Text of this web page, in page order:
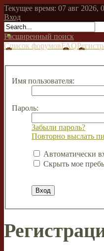
Текущее время: 07 авг 2026,
Вход
Расширенный поиск
Список форумовFAQ
Имя пользователя:
Пароль:
Забыли пароль?
Повторно выслать
Автоматически
Скрыть мое